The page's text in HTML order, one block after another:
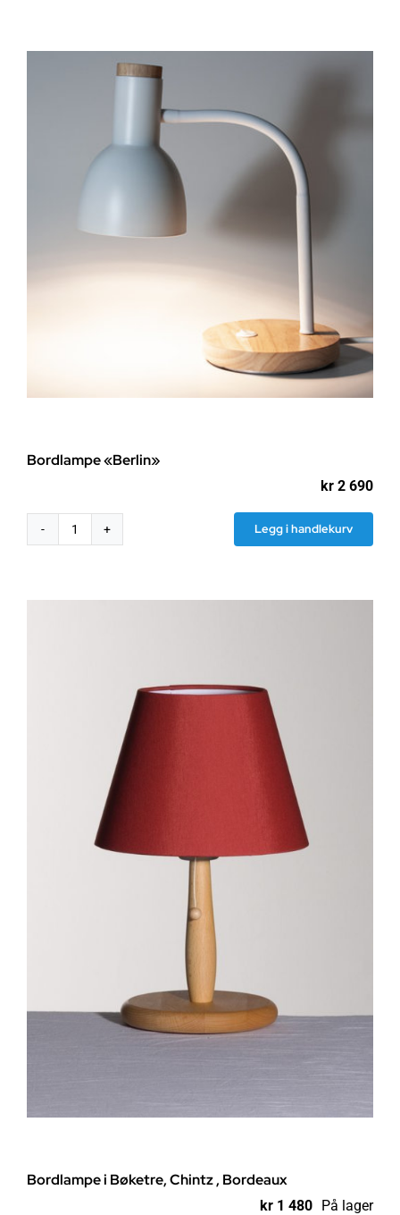
bøketre
Bordlampe «Berlin»
kr 2 690
Bordlampe
Legg i handlekurv
Bordlampe i Bøketre, Chintz , Bordeaux
kr 1 480 På lager